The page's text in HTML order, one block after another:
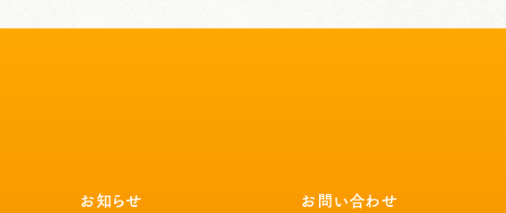
お知らせ お問い合わせ